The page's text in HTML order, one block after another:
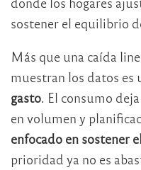
sostener el equilibrio
Más que una caída
muestran los datos es
gasto. El consumo
en volumen y
enfocado en sostener
prioridad ya no es